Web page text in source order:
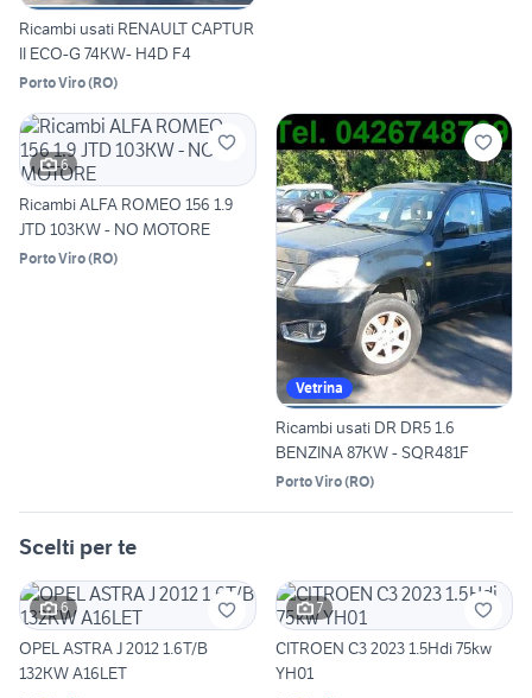
Ricambi usati RENAULT CAPTUR
II ECO-G 74KW- H4D F4
Porto Viro(RO)
6
Ricambi ALFA ROMEO 156 1.9
JTD 103KW - NO MOTORE
Porto Viro(RO)
Vetrina
Ricambi usati DR DR5 1.6
BENZINA 87KW - SQR481F
Porto Viro(RO)
Scelti per te
6
OPEL ASTRA J 2012 1.6T/B
132KW A16LET
7
CITROEN C3 2023 1.5Hdi 75kw
YH01